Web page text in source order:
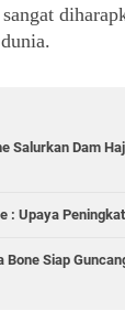
Salurkan Dam
: Upaya
Siap